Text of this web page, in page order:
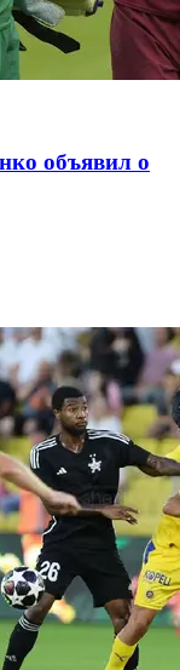
объявил о